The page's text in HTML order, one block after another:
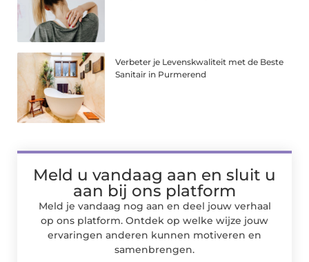
Verbeter je Levenskwaliteit met de Beste
Sanitair in Purmerend
Meld u vandaag aan en sluit u
aan bij ons platform
Meld je vandaag nog aan en deel jouw verhaal
op ons platform. Ontdek op welke wijze jouw
ervaringen anderen kunnen motiveren en
samenbrengen.